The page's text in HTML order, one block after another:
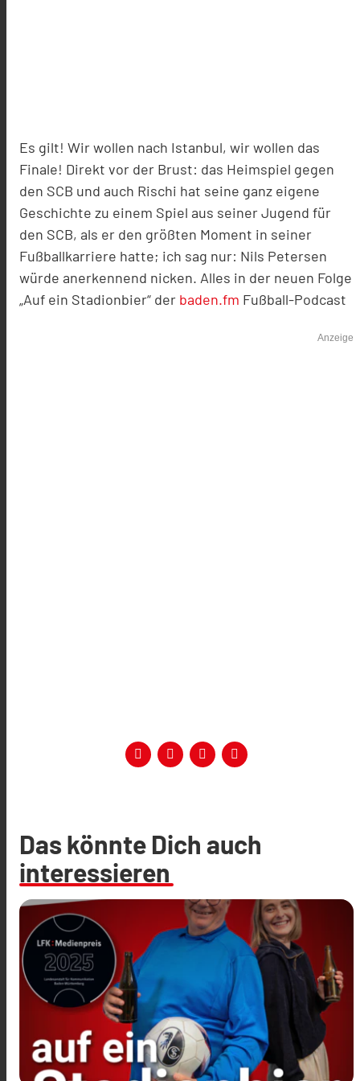
Es gilt! Wir wollen nach Istanbul, wir wollen das
Finale! Direkt vor der Brust: das Heimspiel gegen
den SCB und auch Rischi hat seine ganz eigene
Geschichte zu einem Spiel aus seiner Jugend für
den SCB, als er den größten Moment in seiner
Fußballkarriere hatte; ich sag nur: Nils Petersen
würde anerkennend nicken. Alles in der neuen Folge
„Auf ein Stadionbier“ der baden.fm Fußball-Podcast
Anzeige
Das könnte Dich auch
interessieren